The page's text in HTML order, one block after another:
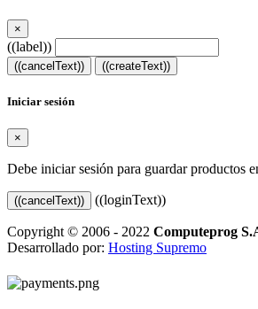
×
((label))
((cancelText)) ((createText))
Iniciar sesión
×
Debe iniciar sesión para guardar productos
((cancelText)) ((loginText))
Copyright © 2006 - 2022 Computeprog
Desarrollado por: Hosting Supremo